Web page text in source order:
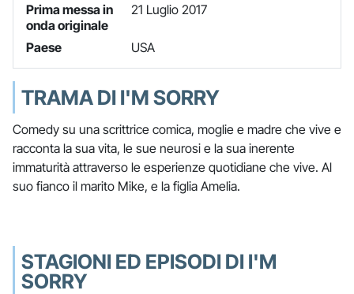
Prima messa in
onda originale
21 Luglio 2017
Paese USA
TRAMA DI I'M SORRY
Comedy su una scrittrice comica, moglie e madre che vive e
racconta la sua vita, le sue neurosi e la sua inerente
immaturità attraverso le esperienze quotidiane che vive. Al
suo fianco il marito Mike, e la figlia Amelia.
STAGIONI ED EPISODI DI I'M
SORRY